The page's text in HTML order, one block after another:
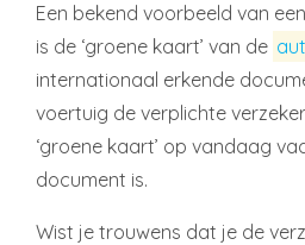
Een bekend voorbeeld van een
is de ‘groene kaart’ van de
internationaal erkende
voertuig de verplichte
‘groene kaart’ op vandaag
document is.
Wist je trouwens dat je de